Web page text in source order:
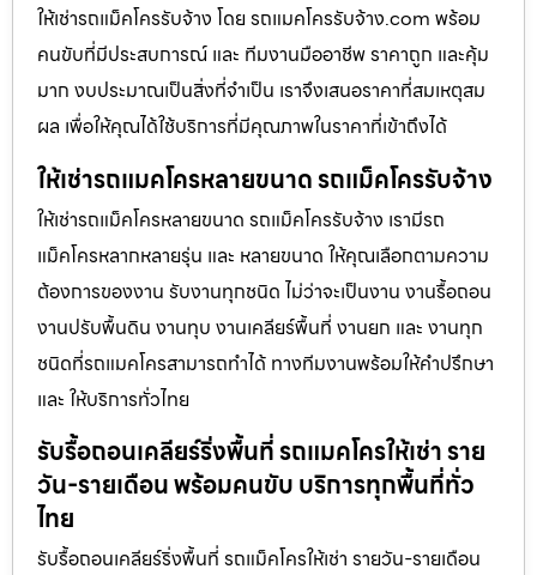
ให้เช่ารถแม็คโครรับจ้าง โดย รถแมคโครรับจ้าง.com พร้อม
คนขับที่มีประสบการณ์ และ ทีมงานมืออาชีพ ราคาถูก และคุ้ม
มาก งบประมาณเป็นสิ่งที่จำเป็น เราจึงเสนอราคาที่สมเหตุสม
ผล เพื่อให้คุณได้ใช้บริการที่มีคุณภาพในราคาที่เข้าถึงได้
ให้เช่ารถแมคโครหลายขนาด รถแม็คโครรับจ้าง
ให้เช่ารถแม็คโครหลายขนาด รถแม็คโครรับจ้าง เรามีรถ
แม็คโครหลากหลายรุ่น และ หลายขนาด ให้คุณเลือกตามความ
ต้องการของงาน รับงานทุกชนิด ไม่ว่าจะเป็นงาน งานรื้อถอน
งานปรับพื้นดิน งานทุบ งานเคลียร์พื้นที่ งานยก และ งานทุก
ชนิดที่รถแมคโครสามารถทำได้ ทางทีมงานพร้อมให้คำปรึกษา
และ ให้บริการทั่วไทย
รับรื้อถอนเคลียร์ริ่งพื้นที่ รถแมคโครให้เช่า ราย
วัน-รายเดือน พร้อมคนขับ บริการทุกพื้นที่ทั่ว
ไทย
รับรื้อถอนเคลียร์ริ่งพื้นที่ รถแม็คโครให้เช่า รายวัน-รายเดือน